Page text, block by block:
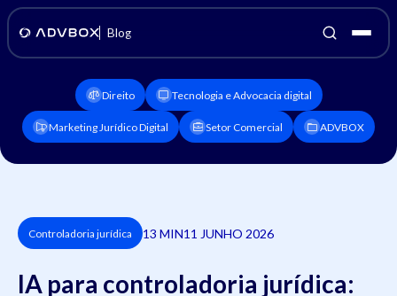
Blog
Direito Tecnologia e Advocacia digital
Marketing Jurídico Digital Setor Comercial ADVBOX
Controladoria jurídica 13 MIN11 JUNHO 2026
IA para controladoria jurídica: